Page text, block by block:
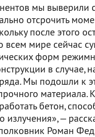
мы выверили
отсрочить
после этого
мире сейчас
форм
в случае,
Мы подошли к
материала.
бетон,
излучения», —
Роман